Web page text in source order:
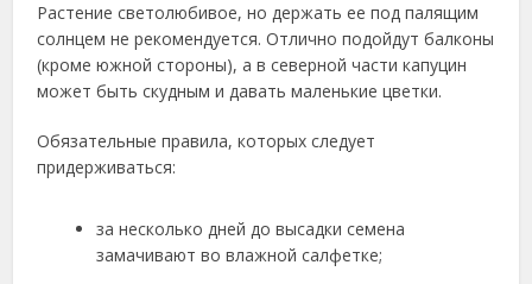
Растение светолюбивое, но держать ее под палящим
солнцем не рекомендуется. Отлично подойдут балконы
(кроме южной стороны), а в северной части капуцин
может быть скудным и давать маленькие цветки.
Обязательные правила, которых следует
придерживаться:
за несколько дней до высадки семена
замачивают во влажной салфетке;